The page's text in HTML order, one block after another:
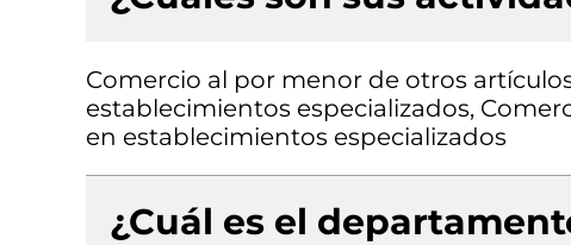
Comercio al por menor de otros
establecimientos especializados,
en establecimientos especializados
¿Cuál es el